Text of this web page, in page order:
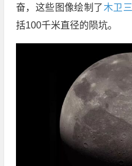
奋，这些图像绘制了 木卫三
括100千米直径的陨坑。